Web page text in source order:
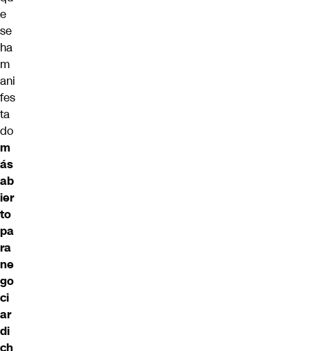
e
se
ha
m
ani
fes
ta
do
m
ás
ab
ier
to
pa
ra
ne
go
ci
ar
di
ch